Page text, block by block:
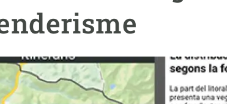
Temas transversales
Synthesis Actions